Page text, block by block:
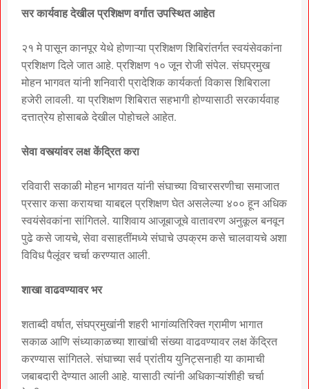
सर कार्यवाह देखील प्रशिक्षण वर्गात उपस्थित आहेत
२१ मे पासून कानपूर येथे होणाऱ्या प्रशिक्षण शिबिरांतर्गत स्वयंसेवकांना
प्रशिक्षण दिले जात आहे. प्रशिक्षण १० जून रोजी संपेल. संघप्रमुख
मोहन भागवत यांनी शनिवारी प्रादेशिक कार्यकर्ता विकास शिबिराला
हजेरी लावली. या प्रशिक्षण शिबिरात सहभागी होण्यासाठी सरकार्यवाह
दत्तात्रेय होसाबळे देखील पोहोचले आहेत.
सेवा वस्त्यांवर लक्ष केंद्रित करा
रविवारी सकाळी मोहन भागवत यांनी संघाच्या विचारसरणीचा समाजात
प्रसार कसा करायचा याबद्दल प्रशिक्षण घेत असलेल्या ४०० हून अधिक
स्वयंसेवकांना सांगितले. याशिवाय आजूबाजूचे वातावरण अनुकूल बनवून
पुढे कसे जायचे, सेवा वसाहतींमध्ये संघाचे उपक्रम कसे चालवायचे अशा
विविध पैलूंवर चर्चा करण्यात आली.
शाखा वाढवण्यावर भर
शताब्दी वर्षात, संघप्रमुखांनी शहरी भागांव्यतिरिक्त ग्रामीण भागात
सकाळ आणि संध्याकाळच्या शाखांची संख्या वाढवण्यावर लक्ष केंद्रित
करण्यास सांगितले. संघाच्या सर्व प्रांतीय युनिट्सनाही या कामाची
जबाबदारी देण्यात आली आहे. यासाठी त्यांनी अधिकाऱ्यांशीही चर्चा